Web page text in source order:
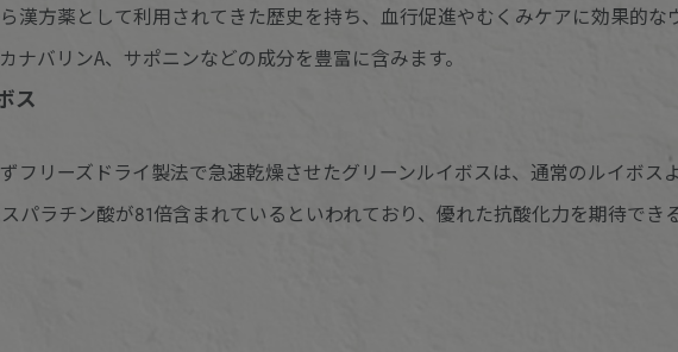
漢方薬として利用されてきた歴史を持ち、血行促進やむくみケアに効果的な
ナバリンA、サポニンなどの成分を豊富に含みます。
ス
フリーズドライ製法で急速乾燥させたグリーンルイボスは、通常のルイボス
パラチン酸が81倍含まれているといわれており、優れた抗酸化力を期待でき